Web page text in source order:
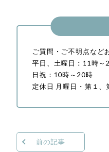
ご質問・ご不明点など
平日、土曜日：11時～
日祝：10時～20時
定休日 月曜日・第１、
前の記事